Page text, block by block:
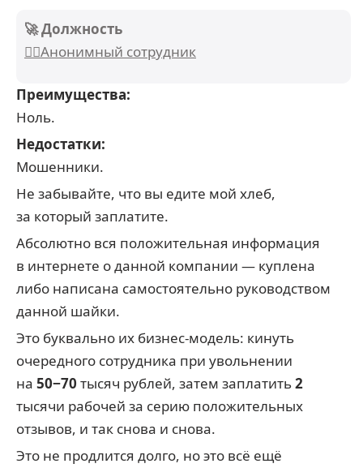
🚀 Должность
🕵️‍♂️Анонимный сотрудник
Преимущества:
Ноль.
Недостатки:
Мошенники.
Не забывайте, что вы едите мой хлеб,
за который заплатите.
Абсолютно вся положительная информация
в интернете о данной компании — куплена
либо написана самостоятельно руководством
данной шайки.
Это буквально их бизнес-модель: кинуть
очередного сотрудника при увольнении
на 50−70 тысяч рублей, затем заплатить2
тысячи рабочей за серию положительных
отзывов, и так снова и снова.
Это не продлится долго, но это всё ещё